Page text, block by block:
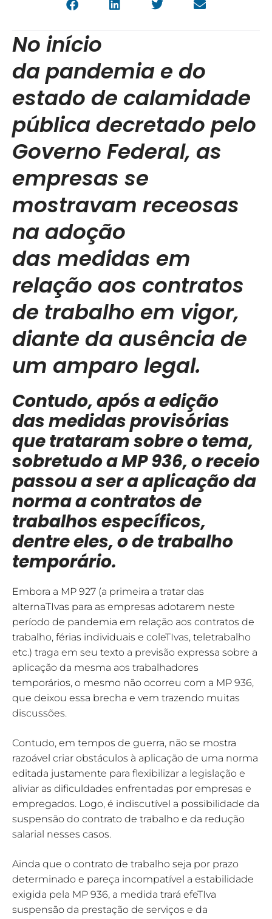
No início
da pandemia e do
estado de calamidade
pública decretado pelo
Governo Federal, as
empresas se
mostravam receosas
na adoção
das medidas em
relação aos contratos
de trabalho em vigor,
diante da ausência de
um amparo legal.
Contudo, após a edição
das medidas provisórias
que trataram sobre o tema,
sobretudo a MP 936, o receio
passou a ser a aplicação da
norma a contratos de
trabalhos específicos,
dentre eles, o de trabalho
temporário.
Embora a MP 927 (a primeira a tratar das
alternaTIvas para as empresas adotarem neste
período de pandemia em relação aos contratos de
trabalho, férias individuais e coleTIvas, teletrabalho
etc.) traga em seu texto a previsão expressa sobre a
aplicação da mesma aos trabalhadores
temporários, o mesmo não ocorreu com a MP 936,
que deixou essa brecha e vem trazendo muitas
discussões.
Contudo, em tempos de guerra, não se mostra
razoável criar obstáculos à aplicação de uma norma
editada justamente para flexibilizar a legislação e
aliviar as dificuldades enfrentadas por empresas e
empregados. Logo, é indiscutível a possibilidade da
suspensão do contrato de trabalho e da redução
salarial nesses casos.
Ainda que o contrato de trabalho seja por prazo
determinado e pareça incompatível a estabilidade
exigida pela MP 936, a medida trará efeTIva
suspensão da prestação de serviços e da